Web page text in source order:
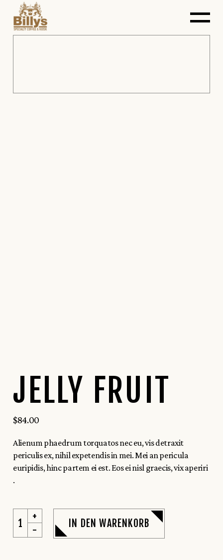
JELLY FRUIT
$84.00
Alienum phaedrum torquatos nec eu, vis detraxit
periculis ex, nihil expetendis in mei. Mei an pericula
euripidis, hinc partem ei est. Eos ei nisl graecis, vix aperiri
.
IN DEN WARENKORB